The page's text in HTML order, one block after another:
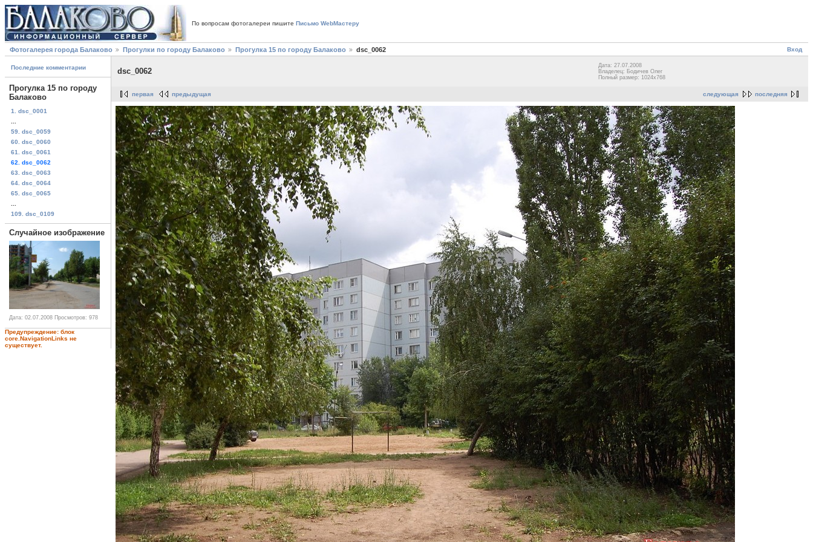
По вопросам фотогалереи пишите Письмо WebМастеру
Вход
Фотогалерея города Балаково Прогулки по городу Балаково Прогулка 15 по городу Балаково dsc_0062
Последние комментарии
Прогулка 15 по городу
Балаково
1. dsc_0001
59. dsc_0059
60. dsc_0060
61. dsc_0061
62. dsc_0062
63. dsc_0063
64. dsc_0064
65. dsc_0065
109. dsc_0109
Случайное изображение
Дата: 02.07.2008 Просмотров: 978
Предупреждение: блок
core.NavigationLinks не
существует.
dsc_0062
Дата: 27.07.2008
Владелец: Бодичев Олег
Полный размер: 1024x768
следующая последняя
первая предыдущая